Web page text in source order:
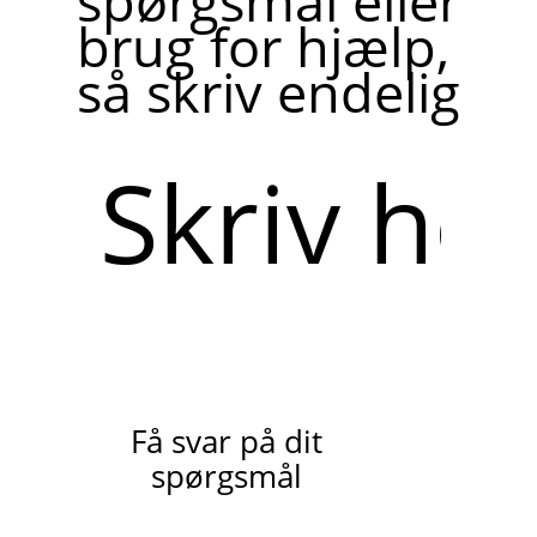
brug for hjælp,
så skriv endelig
her
Få svar på dit
spørgsmål